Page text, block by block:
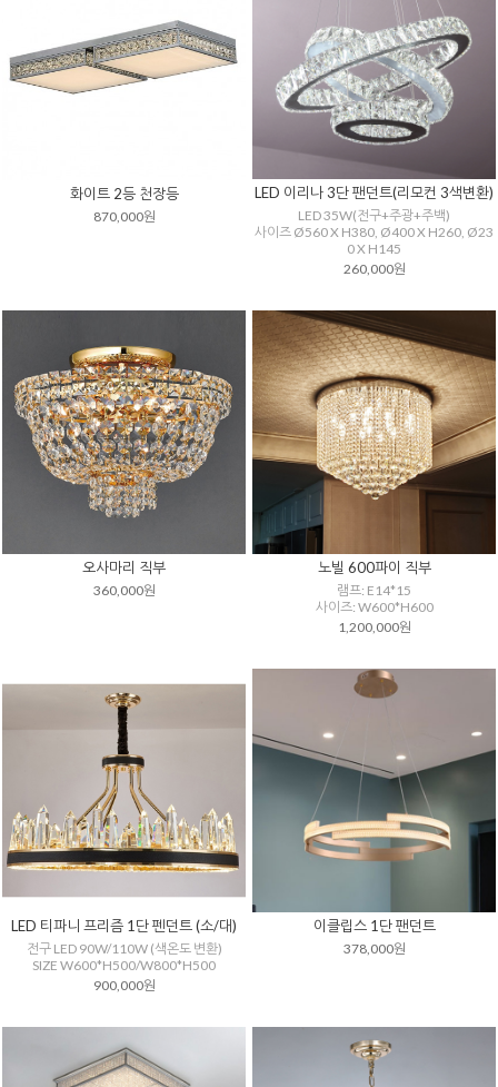
화이트 2등 천장등
870,000원
LED 이리나 3단 팬던트(리모컨 3색변환)
LED 35W(전구+주광+주백)
사이즈 Ø560 X H380, Ø400 X H260, Ø23
0 X H145
260,000원
오사마리 직부
360,000원
노빌 600파이 직부
램프: E14*15
사이즈: W600*H600
1,200,000원
LED 티파니 프리즘 1단 펜던트 (소/대)
전구 LED 90W/110W (색온도 변환)
SIZE W600*H500/W800*H500
900,000원
이클립스 1단 팬던트
378,000원